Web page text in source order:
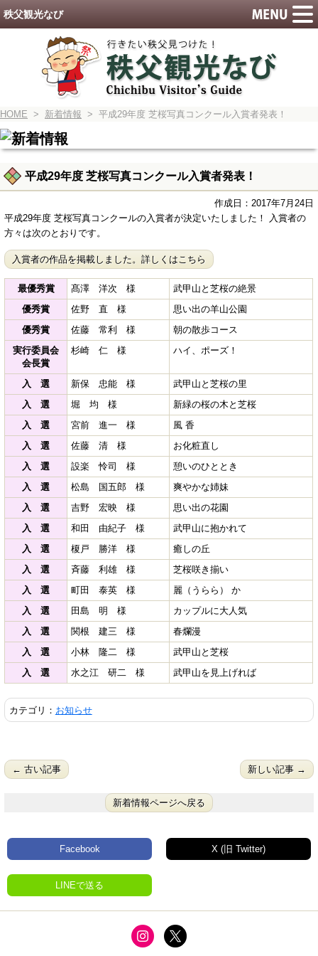
HOME > 新着情報 > 平成29年度 芝桜写真コンクール入賞者発表！
平成29年度 芝桜写真コンクール入賞者発表！
作成日：2017年7月24日
平成29年度 芝桜写真コンクールの入賞者が決定いたしました！ 入賞者の
方々は次のとおりです。
入賞者の作品を掲載しました。詳しくはこちら
最優秀賞 髙澤 洋次 様
武甲山と芝桜の絶景
優秀賞
佐野 直 様
思い出の羊山公園
優秀賞
佐藤 常利 様
朝の散歩コース
実行委員会
会長賞
杉崎 仁 様 ハイ、ポーズ！
入 選 新保 忠能 様
武甲山と芝桜の里
入 選
堀 均 様
新緑の桜の木と芝桜
入 選
宮前 進一 様
風 香
入 選
佐藤 清 様
お化粧直し
入 選
設楽 怜司 様
憩いのひととき
入 選
松島 国五郎 様
爽やかな姉妹
入 選
吉野 宏映 様
思い出の花園
入 選
和田 由紀子 様
武甲山に抱かれて
入 選
榎戸 勝洋 様
癒しの丘
入 選
斉藤 利雄 様
芝桜咲き揃い
入 選
町田 泰英 様
麗（うらら） か
入 選
田島 明 様
カップルに大人気
入 選
関根 建三 様
春爛漫
入 選
小林 隆二 様
武甲山と芝桜
入 選
水之江 研二 様 武甲山を見上げれば
カテゴリ： お知らせ
← 古い記事 新しい記事 →
新着情報ページへ戻る
Facebook X (旧 Twitter)
LINEで送る
秩父観光なび